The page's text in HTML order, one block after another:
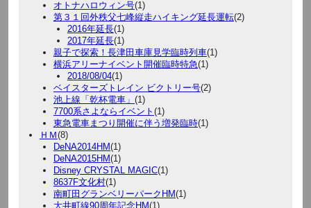
オトナハロウィン号(1)
第３１回外秩父七峰縦走ハイキング延長運転(2)
2016年延長(1)
2017年延長(1)
親子で探索！長津田車庫見学臨時列車(1)
横浜アリーナイベント開催臨時特急(1)
2018/08/04(1)
ベイスターズトレイン ビクトリー号(2)
池上線「乾杯電車」 (1)
7700系さよならイベント (1)
東急電車まつり開催に伴う増発臨時(1)
ＨＭ(8)
DeNA2014HM(1)
DeNA2015HM(1)
Disney CRYSTAL MAGIC(1)
8637F文化村(1)
南町田グランベリーパークHM(1)
大井町線90周年記念HM(1)